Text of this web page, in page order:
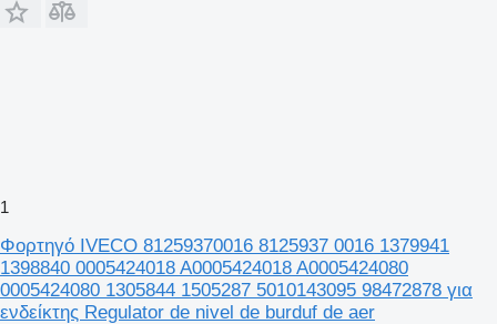
1
Φορτηγό IVECO 81259370016 8125937 0016 1379941
1398840 0005424018 A0005424018 A0005424080
0005424080 1305844 1505287 5010143095 98472878 για
ενδείκτης Regulator de nivel de burduf de aer